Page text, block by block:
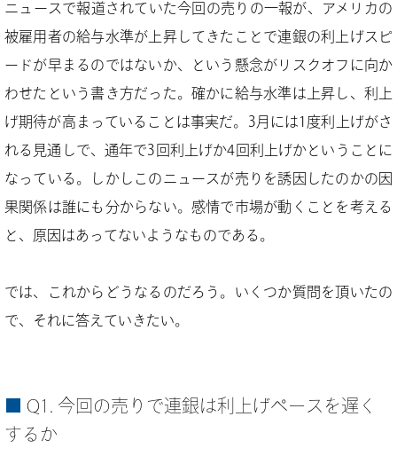
ニュースで報道されていた今回の売りの一報が、アメリカの
被雇用者の給与水準が上昇してきたことで連銀の利上げスピ
ードが早まるのではないか、という懸念がリスクオフに向か
わせたという書き方だった。確かに給与水準は上昇し、利上
げ期待が高まっていることは事実だ。3月には1度利上げがさ
れる見通しで、通年で3回利上げか4回利上げかということに
なっている。しかしこのニュースが売りを誘因したのかの因
果関係は誰にも分からない。感情で市場が動くことを考える
と、原因はあってないようなものである。
では、これからどうなるのだろう。いくつか質問を頂いたの
で、それに答えていきたい。
Q1. 今回の売りで連銀は利上げペースを遅く
するか